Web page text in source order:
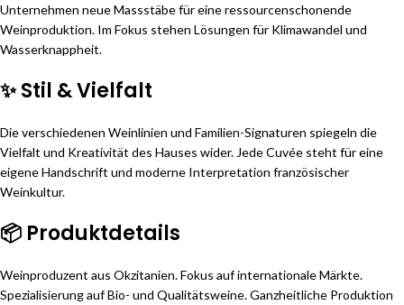
Unternehmen neue Massstäbe für eine ressourcenschonende
Weinproduktion. Im Fokus stehen Lösungen für Klimawandel und
Wasserknappheit.
✨ Stil & Vielfalt
Die verschiedenen Weinlinien und Familien-Signaturen spiegeln die
Vielfalt und Kreativität des Hauses wider. Jede Cuvée steht für eine
eigene Handschrift und moderne Interpretation französischer
Weinkultur.
📦 Produktdetails
Weinproduzent aus Okzitanien. Fokus auf internationale Märkte.
Spezialisierung auf Bio- und Qualitätsweine. Ganzheitliche Produktion